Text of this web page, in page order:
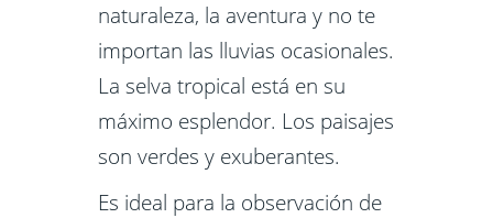
naturaleza, la aventura y no te
importan las lluvias ocasionales.
La selva tropical está en su
máximo esplendor. Los paisajes
son verdes y exuberantes.
Es ideal para la observación de